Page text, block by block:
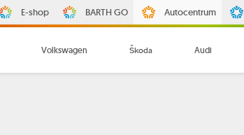
E-shop BARTH GO Autocentrum
Volkswagen Škoda Audi